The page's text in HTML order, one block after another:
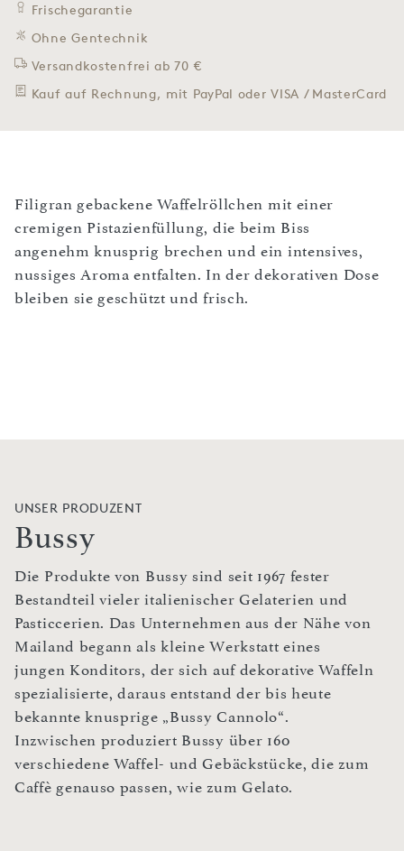
Frischegarantie
Ohne Gentechnik
Versandkostenfrei ab 70 €
Kauf auf Rechnung, mit PayPal oder VISA / MasterCard
Filigran gebackene Waffelröllchen mit einer
cremigen Pistazienfüllung, die beim Biss
angenehm knusprig brechen und ein intensives,
nussiges Aroma entfalten. In der dekorativen Dose
bleiben sie geschützt und frisch.
UNSER PRODUZENT
Bussy
Die Produkte von Bussy sind seit 1967 fester
Bestandteil vieler italienischer Gelaterien und
Pasticcerien. Das Unternehmen aus der Nähe von
Mailand begann als kleine Werkstatt eines
jungen Konditors, der sich auf dekorative Waffeln
spezialisierte, daraus entstand der bis heute
bekannte knusprige „Bussy Cannolo“.
Inzwischen produziert Bussy über 160
verschiedene Waffel- und Gebäckstücke, die zum
Caffè genauso passen, wie zum Gelato.